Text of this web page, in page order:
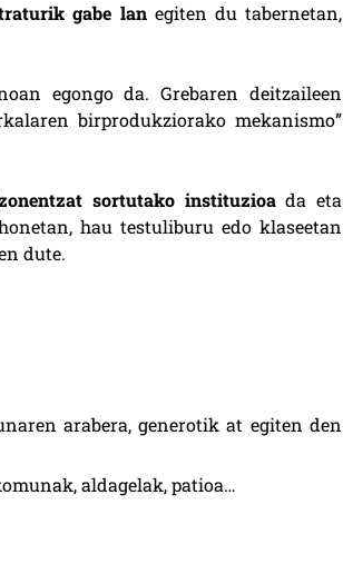
gabe lanegiten du tabernetan,
egongo da. Grebaren deitzaileen
birprodukziorako mekanismo”
sortutako instituzioada eta
hau testuliburu edo klaseetan
dute.
arabera,generotik at egiten den
aldagelak, patioa…